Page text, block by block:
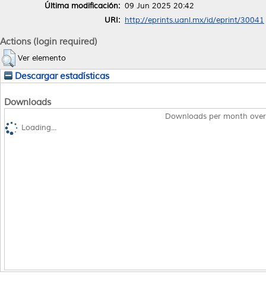
Última modificación: 09 Jun 2025 20:42
URI: http://eprints.uanl.mx/id/eprint/30041
Actions (login required)
Ver elemento
Descargar estadísticas
Downloads
Downloads per month
Loading...